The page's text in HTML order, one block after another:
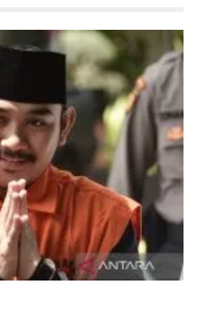
soal pembelian